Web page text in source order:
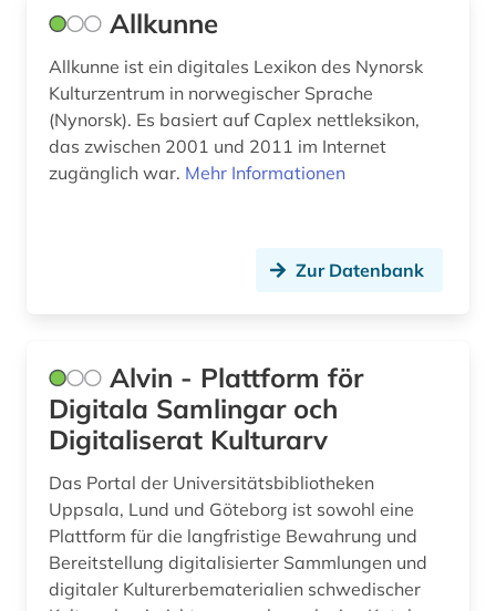
edition (1)
einblattdrucke (1)
elamisch (1)
elektronische zeitschrift (1)
elektronisches buch (4)
entwicklungsforschung (1)
entwicklungspolitik (2)
entwicklungstheorie (1)
entwicklungszusammenarbeit (2)
entwicklungsökonomie (1)
Sachsen-Anhalt (1)
Schleswig-Holstein (1)
Schweden (24)
Skandinavien (4)
Slowakei (1)
Slowenien (2)
Spanien (1)
Suedamerika (7)
Suedasien (5)
Suedostasien (2)
Allkunne
Allkunne ist ein digitales Lexikon des Nynorsk
Kulturzentrum in norwegischer Sprache
(Nynorsk). Es basiert auf Caplex nettleksikon,
das zwischen 2001 und 2011 im Internet
zugänglich war. Mehr Informationen
Zur Datenbank
Alvin - Plattform för
Digitala Samlingar och
Digitaliserat Kulturarv
Das Portal der Universitätsbibliotheken
Uppsala, Lund und Göteborg ist sowohl eine
Plattform für die langfristige Bewahrung und
Bereitstellung digitalisierter Sammlungen und
digitaler Kulturerbematerialien schwedischer